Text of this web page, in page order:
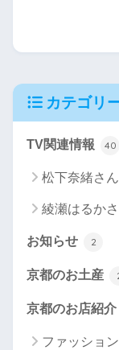
カテゴリ
TV関連情報 40
松下奈緒さ
綾瀬はるか
お知らせ 2
京都のお土産
京都のお店紹介
ファッショ